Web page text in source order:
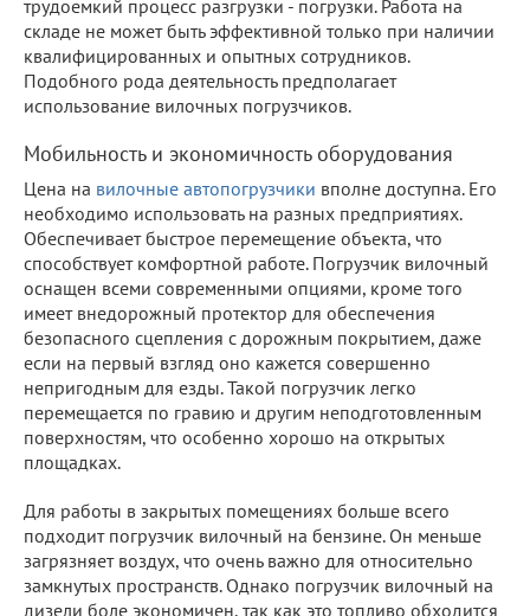
трудоемкий процесс разгрузки - погрузки. Работа на
складе не может быть эффективной только при наличии
квалифицированных и опытных сотрудников.
Подобного рода деятельность предполагает
использование вилочных погрузчиков.
Мобильность и экономичность оборудования
Цена на вилочные автопогрузчики вполне доступна. Его
необходимо использовать на разных предприятиях.
Обеспечивает быстрое перемещение объекта, что
способствует комфортной работе. Погрузчик вилочный
оснащен всеми современными опциями, кроме того
имеет внедорожный протектор для обеспечения
безопасного сцепления с дорожным покрытием, даже
если на первый взгляд оно кажется совершенно
непригодным для езды. Такой погрузчик легко
перемещается по гравию и другим неподготовленным
поверхностям, что особенно хорошо на открытых
площадках.
Для работы в закрытых помещениях больше всего
подходит погрузчик вилочный на бензине. Он меньше
загрязняет воздух, что очень важно для относительно
замкнутых пространств. Однако погрузчик вилочный на
дизели боле экономичен, так как это топливо обходится